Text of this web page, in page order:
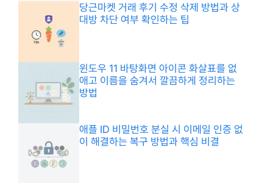
당근마켓 거래 후기 수정 삭제 방법과 상
대방 차단 여부 확인하는 팁
윈도우 11 바탕화면 아이콘 화살표를 없
애고 이름을 숨겨서 깔끔하게 정리하는
방법
애플 ID 비밀번호 분실 시 이메일 인증 없
이 해결하는 복구 방법과 핵심 비결